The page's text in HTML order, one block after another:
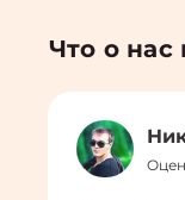
Что о нас